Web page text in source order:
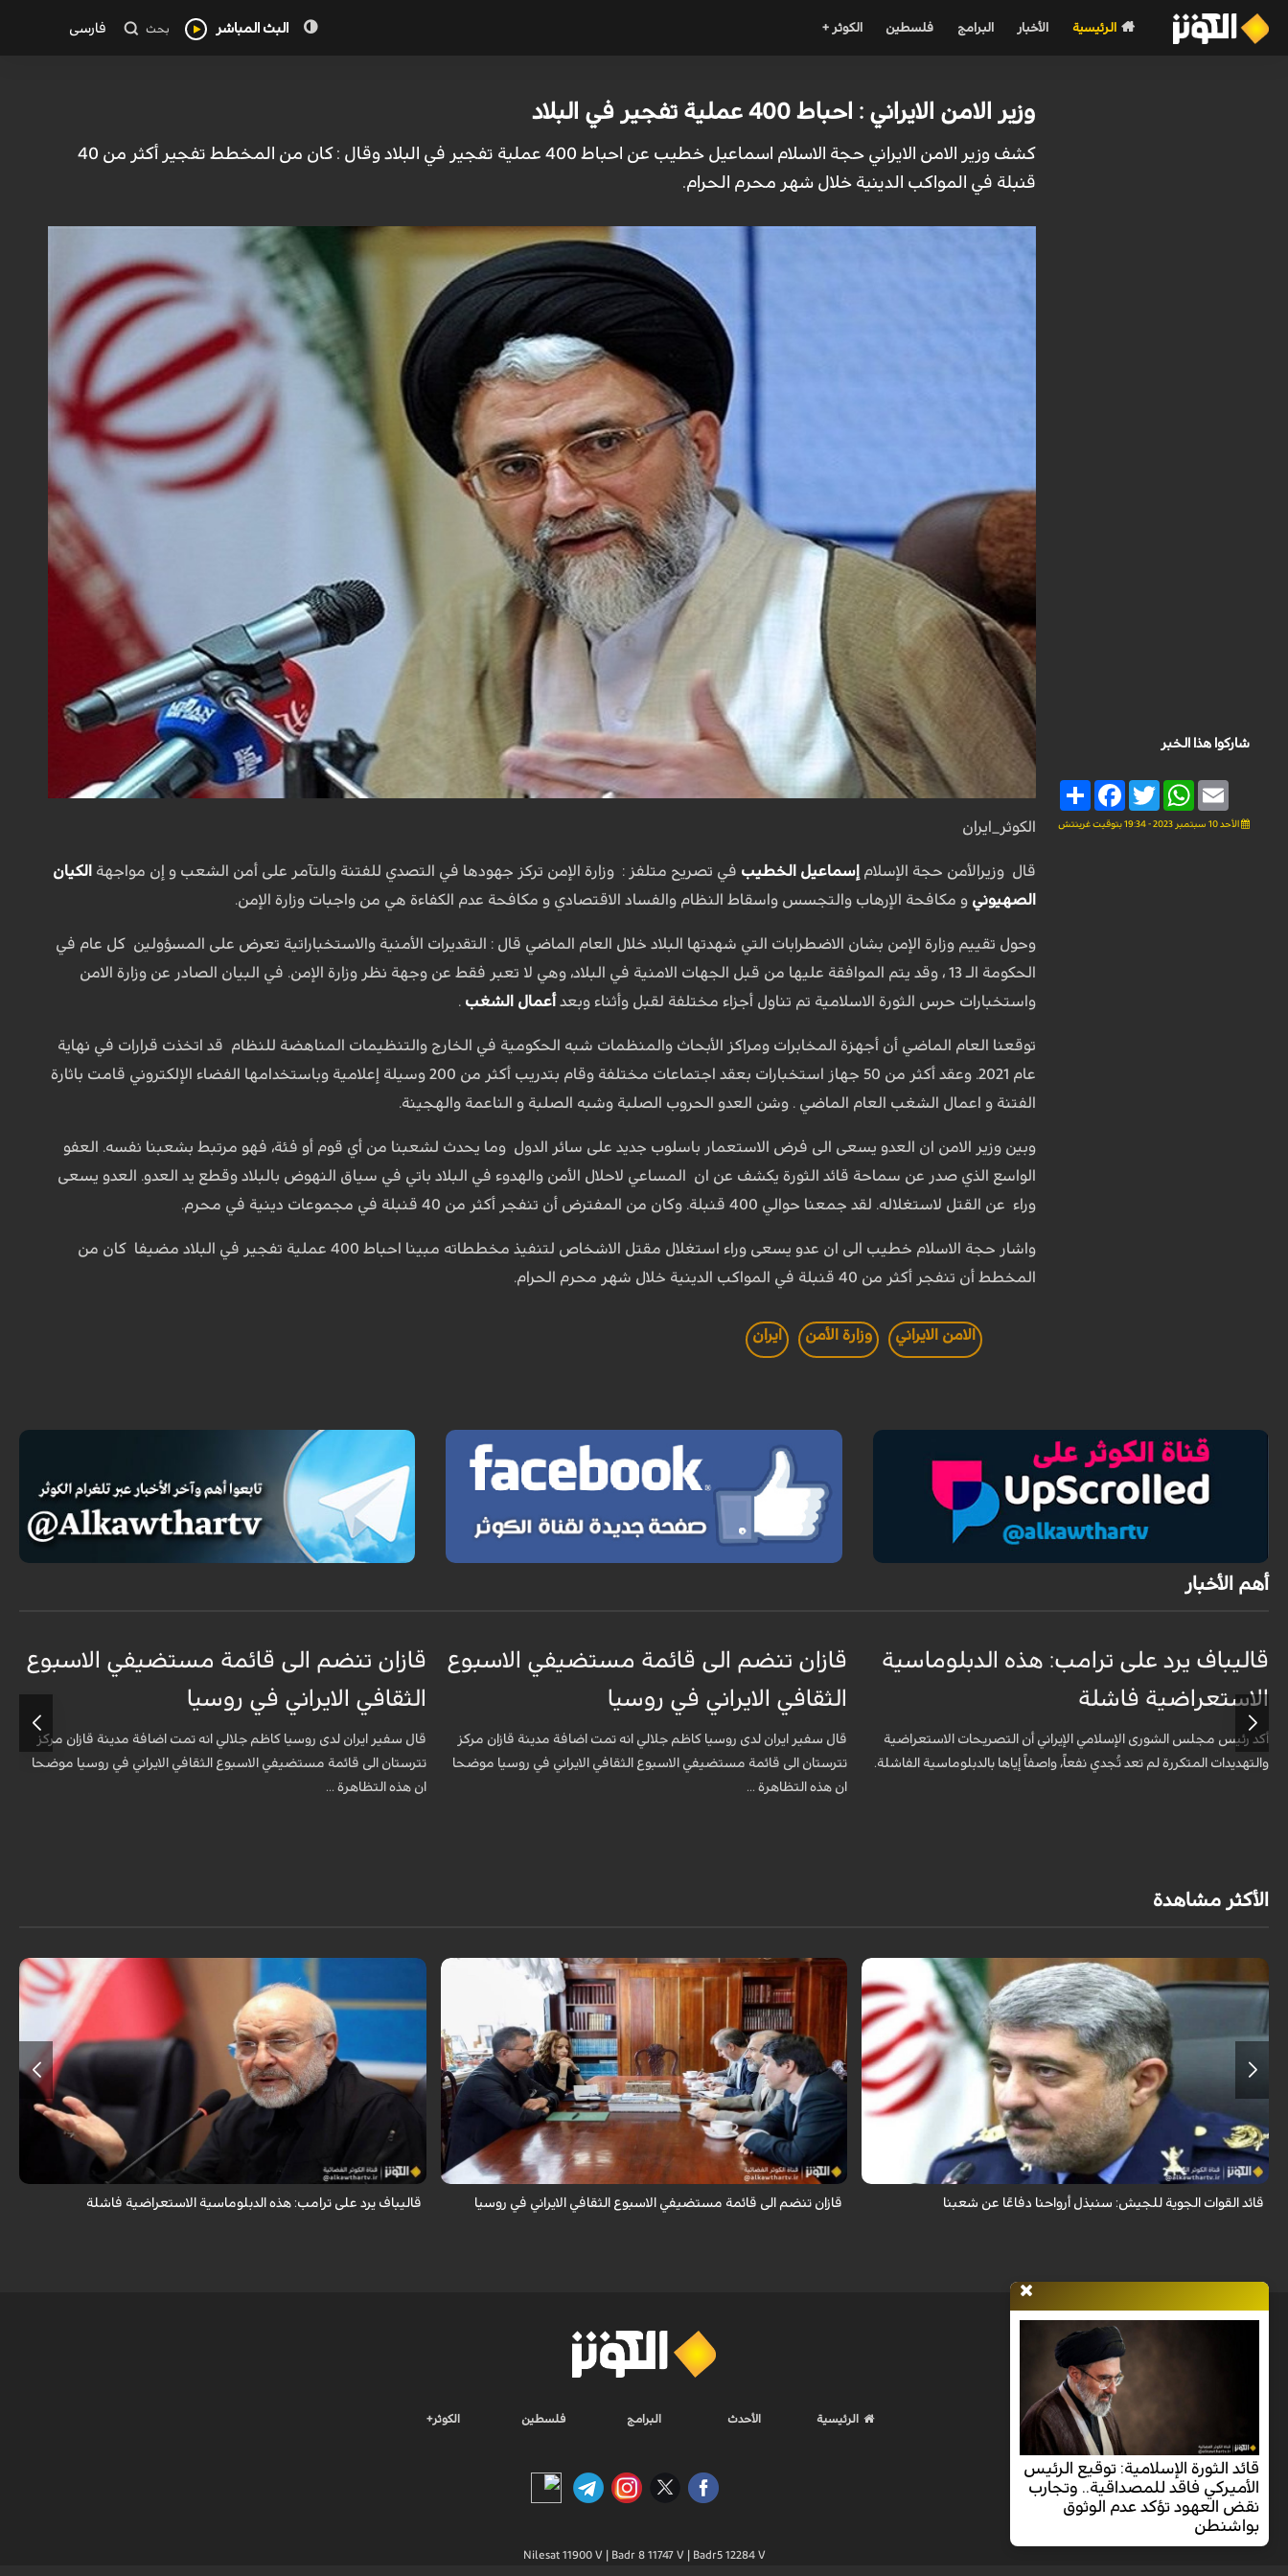
الرئيسية الأخبار البرامج فلسطين الكوثر + البث المباشر بحث فارسی
شاركوا هذا الخبر
Share
FacebookTwitter
WhatsAppEmail
الأحد 10 سبتمبر 2023 - 19:34 بتوقيت غرينتش
وزير الامن الايراني : احباط 400 عملية تفجير في البلاد
كشف وزير الامن الايراني حجة الاسلام اسماعيل خطيب عن احباط 400 عملية تفجير في البلاد وقال : كان من المخطط تفجير أكثر من 40
قنبلة في المواكب الدينية خلال شهر محرم الحرام.
الكوثر_ايران
قال وزيرالأمن حجة الإسلام إسماعيل الخطيب في تصريح متلفز : وزارة الإمن تركز جهودها في التصدي للفتنة والتآمر على أمن الشعب و إن مواجهة الكيان
الصهيوني و مكافحة الإرهاب والتجسس واسقاط النظام والفساد الاقتصادي و مكافحة عدم الكفاءة هي من واجبات وزارة الإمن.
وحول تقييم وزارة الإمن بشان الاضطرابات التي شهدتها البلاد خلال العام الماضي قال : التقديرات الأمنية والاستخباراتية تعرض على المسؤولين كل عام في
الحكومة الـ 13 ، وقد يتم الموافقة عليها من قبل الجهات الامنية في البلاد، وهي لا تعبر فقط عن وجهة نظر وزارة الإمن. في البيان الصادر عن وزارة الامن
واستخبارات حرس الثورة الاسلامية تم تناول أجزاء مختلفة لقبل وأثناء وبعدأعمال الشغب .
توقعنا العام الماضي أن أجهزة المخابرات ومراكز الأبحاث والمنظمات شبه الحكومية في الخارج والتنظيمات المناهضة للنظام قد اتخذت قرارات في نهاية
عام 2021. وعقد أكثر من 50 جهاز استخبارات بعقد اجتماعات مختلفة وقام بتدريب أكثر من 200 وسيلة إعلامية وباستخدامها الفضاء الإلكتروني قامت باثارة
الفتنة و اعمال الشغب العام الماضي . وشن العدو الحروب الصلبة وشبه الصلبة و الناعمة والهجينة.
وبين وزير الامن ان العدو يسعى الى فرض الاستعمار باسلوب جديد على سائر الدول وما يحدث لشعبنا من أي قوم أو فئة، فهو مرتبط بشعبنا نفسه. العفو
الواسع الذي صدر عن سماحة قائد الثورة يكشف عن ان المساعي لاحلال الأمن والهدوء في البلاد باتي في سياق النهوض بالبلاد وقطع يد العدو. العدو يسعى
وراء عن القتل لاستغلاله. لقد جمعنا حوالي 400 قنبلة. وكان من المفترض أن تنفجر أكثر من 40 قنبلة في مجموعات دينية في محرم.
واشار حجة الاسلام خطيب الى ان عدو يسعى وراء استغلال مقتل الاشخاص لتنفيذ مخططاته مبينا احباط 400 عملية تفجير في البلاد مضيفا كان من
المخطط أن تنفجر أكثر من 40 قنبلة في المواكب الدينية خلال شهر محرم الحرام.
الامن الايراني وزارة الأمن ايران
أهم الأخبار
قاليباف يرد على ترامب: هذه الدبلوماسية
الاستعراضية فاشلة
أكد رئيس مجلس الشورى الإسلامي الإيراني أن التصريحات الاستعراضية
والتهديدات المتكررة لم تعد تُجدي نفعاً، واصفاً إياها بالدبلوماسية الفاشلة.
قازان تنضم الى قائمة مستضيفي الاسبوع
الثقافي الايراني في روسيا
قال سفير ايران لدى روسيا كاظم جلالي انه تمت اضافة مدينة قازان مركز
تترستان الى قائمة مستضيفي الاسبوع الثقافي الايراني في روسيا موضحا
ان هذه التظاهرة ...
قازان تنضم الى قائمة مستضيفي الاسبوع
الثقافي الايراني في روسيا
قال سفير ايران لدى روسيا كاظم جلالي انه تمت اضافة مدينة قازان مركز
تترستان الى قائمة مستضيفي الاسبوع الثقافي الايراني في روسيا موضحا
ان هذه التظاهرة ...
الأكثر مشاهدة
قال قائد القوات الجوية للجيش الايراني العميد الطيار بهمن بهمرد "ان القوات
الجوية للجيش ستبذل الأرواح دفاعًا عن الشعب الإيراني".
قائد القوات الجوية للجيش: سنبذل أرواحنا دفاعًا عن شعبنا
قال سفير ايران لدى روسيا كاظم جلالي انه تمت اضافة مدينة قازان مركز
تترستان الى قائمة مستضيفي الاسبوع الثقافي الايراني في روسيا موضحا ان هذه
التظاهرة ...
قازان تنضم الى قائمة مستضيفي الاسبوع الثقافي الايراني في روسيا
أكد رئيس مجلس الشورى الإسلامي الإيراني أن التصريحات الاستعراضية
والتهديدات المتكررة لم تعد تُجدي نفعاً، واصفاً إياها بالدبلوماسية الفاشلة.
قاليباف يرد على ترامب: هذه الدبلوماسية الاستعراضية فاشلة
قائد الثورة الإسلامية: توقيع الرئيس
الأميركي فاقد للمصداقية.. وتجارب
نقض العهود تؤكد عدم الوثوق
بواشنطن
الرئيسية الأحدث البرامج فلسطين الكوثر+
Nilesat 11900 V | Badr 8 11747 V | Badr5 12284 V